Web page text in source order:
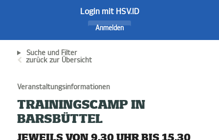
Login mit HSV.ID
Anmelden
Suche und Filter
zurück zur Übersicht
Veranstaltungsinformationen
TRAININGSCAMP IN
BARSBÜTTEL